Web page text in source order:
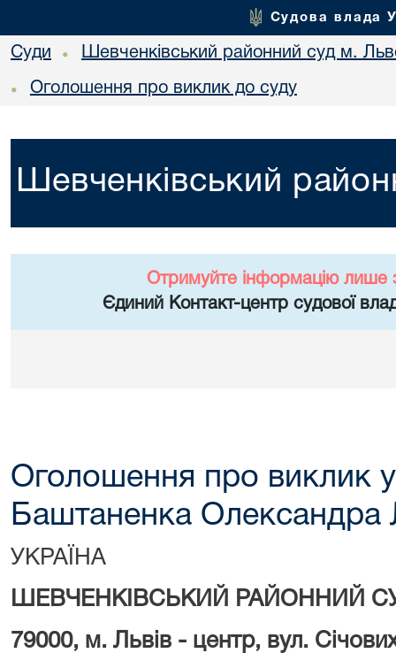
Судова влада
Суди • Шевченківський районний суд м.
• Оголошення про виклик до суду
Шевченківський
Отримуйте інформацію лише
Єдиний Контакт-центр судової
Оголошення про виклик у
Баштаненка Олександра
УКРАЇНА
ШЕВЧЕНКІВСЬКИЙ РАЙОННИЙ
79000, м. Львів - центр, вул.